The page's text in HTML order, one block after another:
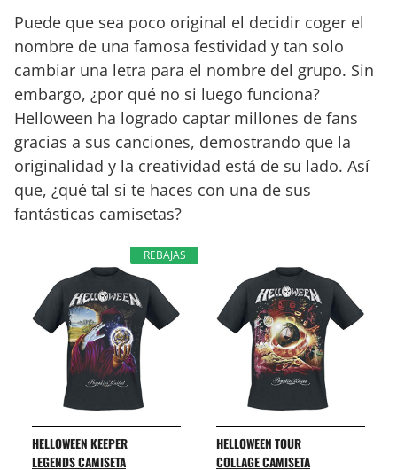
Puede que sea poco original el decidir coger el
nombre de una famosa festividad y tan solo
cambiar una letra para el nombre del grupo. Sin
embargo, ¿por qué no si luego funciona?
Helloween ha logrado captar millones de fans
gracias a sus canciones, demostrando que la
originalidad y la creatividad está de su lado. Así
que, ¿qué tal si te haces con una de sus
fantásticas camisetas?
REBAJAS
HELLOWEEN KEEPER
LEGENDS CAMISETA
HELLOWEEN TOUR
COLLAGE CAMISETA